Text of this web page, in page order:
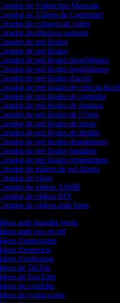
de Videoclips Musicals
de Vídeos de Comentari
de collages de vídeo
de dibuixos animats
de pel·lícules
de pel·lícules
de pel·lícules biogràfiques
de pel·lícules biogràfiques
de pel·lícules d'acció
de pel·lícules de ciència-ficció
de pel·lícules de comèdia
de pel·lícules de fantasia
de pel·lícules de l’Oest
de pel·lícules de terror
de pel·lícules de thriller
de pel·lícules dramàtiques
de pel·lícules familiars
de pel·lícules romàntiques
de tràilers de pel·lícules
de vlogs
de vídeos ASMR
de vídeos DIY
de vídeos amb fotos
amb pantalla verda
amb veu en off
d'entrevistes
d'exercicis
d'unboxing
de TikTok
de YouTube
de comèdia
de contacontes